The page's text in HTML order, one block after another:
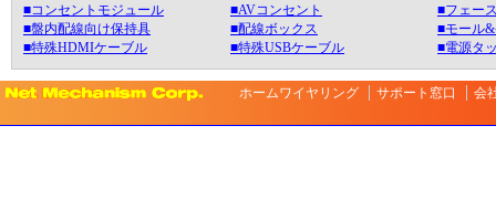
■コンセントモジュール
■AVコンセント
■フェー
■盤内配線向け保持具
■配線ボックス
■モール
■特殊HDMIケーブル
■特殊USBケーブル ■電源タ
ホームワイヤリング サポート窓口 会